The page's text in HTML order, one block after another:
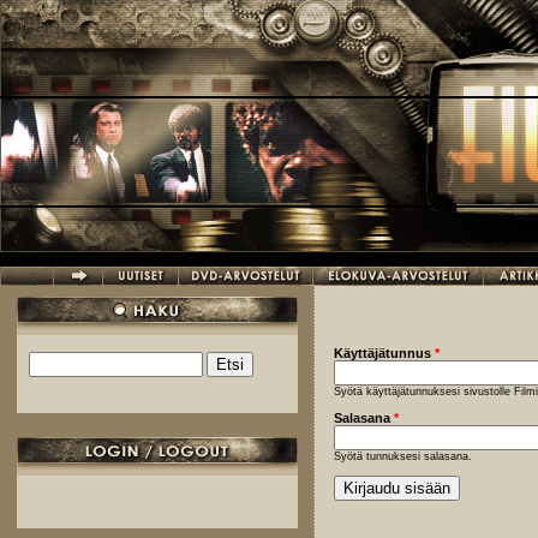
Hyppää pääsisältöön
Hakulomake
Käyttäjätunnus *
Syötä käyttäjätunnuksesi sivustolle
Salasana *
Syötä tunnuksesi salasana.